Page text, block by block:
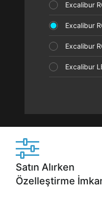
Excalibur
Excalibur
Excalibur
Excalibur
Satın Alırken
Özelleştirme